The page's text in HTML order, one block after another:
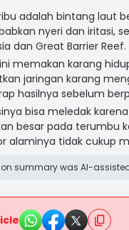
adalah bintang laut
nyeri dan iritasi,
dan Great Barrier Reef.
memakan karang
jaringan karang
hasilnya sebelum
bisa meledak
besar pada terumbu
alaminya tidak cukup
summary was AI-